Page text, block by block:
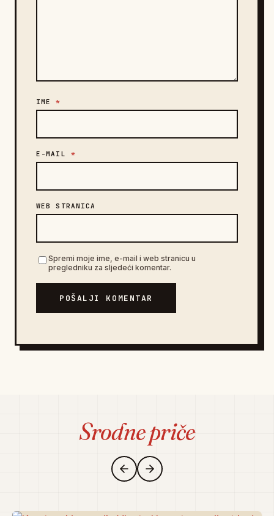
IME*
E-MAIL *
WEB STRANICA
Spremi moje ime, e-mail i web stranicu u
pregledniku za sljedeći komentar.
POŠALJI KOMENTAR
Srodne priče